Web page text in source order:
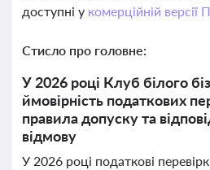
доступні у комерційній
Стисло про головне:
У 2026 році Клуб білого
ймовірність податкових
правила допуску та
відмову
У 2026 році податкові